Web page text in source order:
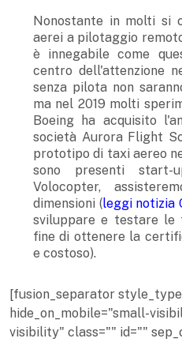
Nonostante in molti si
aerei a pilotaggio
è innegabile come
centro dell'attenzione
senza pilota non
ma nel 2019 molti
Boeing ha acquisito
società Aurora Flight
prototipo di taxi aereo
sono presenti start-
Volocopter,
dimensioni (leggi notizia
sviluppare e testare le
fine di ottenere la
e costoso).
[fusion_separator
hide_on_mobile="small-
visibility" class="" id=""